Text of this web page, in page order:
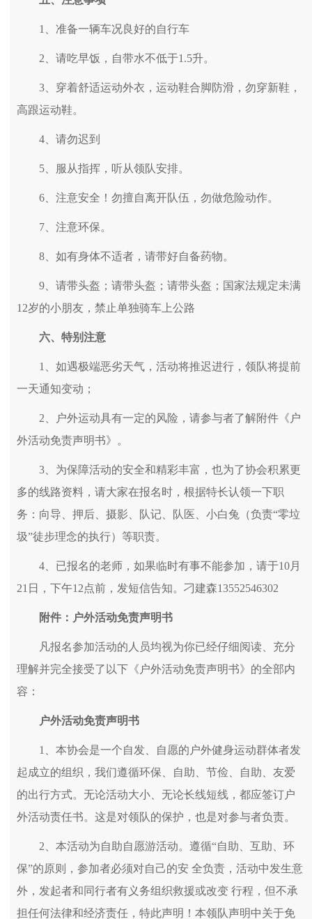
1、准备一辆车况良好的自行车
2、请吃早饭，自带水不低于1.5升。
3、穿着舒适运动外衣，运动鞋合脚防滑，勿穿新鞋，
高跟运动鞋。
4、请勿迟到
5、服从指挥，听从领队安排。
6、注意安全！勿擅自离开队伍，勿做危险动作。
7、注意环保。
8、如有身体不适者，请带好自备药物。
9、请带头盔；请带头盔；请带头盔；国家法规定未满
12岁的小朋友，禁止单独骑车上公路
六、特别注意
1、如遇极端恶劣天气，活动将推迟进行，领队将提前
一天通知变动；
2、户外运动具有一定的风险，请参与者了解附件《户
外活动免责声明书》。
3、为保障活动的安全和精彩丰富，也为了协会积累更
多的线路资料，请大家在报名时，根据特长认领一下职
务：向导、押后、摄影、队记、队医、小白兔（负责“零垃
圾”徒步理念的执行）等职责。
4、已报名的老师，如果临时有事不能参加，请于10月
21日，下午12点前，发短信告知。刁建森13552546302
附件：户外活动免责声明书
凡报名参加活动的人员均视为你已经仔细阅读、充分
理解并完全接受了以下《户外活动免责声明书》的全部内
容：
户外活动免责声明书
1、本协会是一个自发、自愿的户外健身运动群体者发
起成立的组织，我们遵循环保、自助、节俭、自助、友爱
的出行方式。无论活动大小、无论长线短线，都应签订户
外活动责任书。这是对领队的保护，也是对参与者负责。
2、本活动为自助自愿游活动。遵循“自助、互助、环
保”的原则，参加者必须对自己的安 全负责，活动中发生意
外，发起者和同行者有义务组织救援或改变 行程，但不承
担任何法律和经济责任，特此声明！本领队声明中关于免